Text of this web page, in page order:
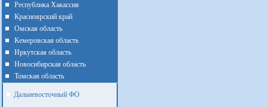
Республика Хакассия
Красноярский край
Омская область
Кемеровская область
Иркутская область
Новосибирская область
Томская область
Дальневосточный ФО